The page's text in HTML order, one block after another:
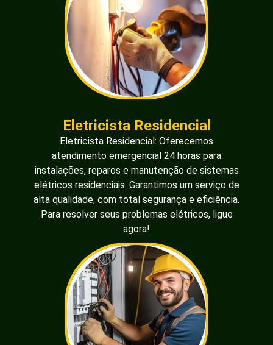
Eletricista Residencial
Eletricista Residencial: Oferecemos
atendimento emergencial 24 horas para
instalações, reparos e manutenção de sistemas
elétricos residenciais. Garantimos um serviço de
alta qualidade, com total segurança e eficiência.
Para resolver seus problemas elétricos, ligue
agora!